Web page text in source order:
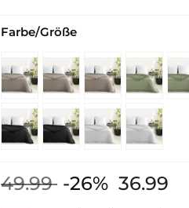
Farbe/Größe
49.99 -26% 36.99